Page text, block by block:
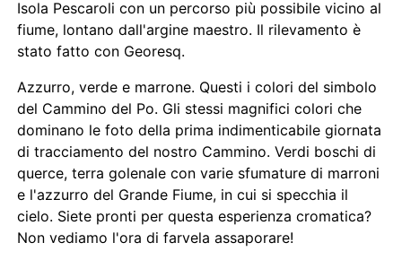
Isola Pescaroli con un percorso più possibile vicino al
fiume, lontano dall'argine maestro. Il rilevamento è
stato fatto con Georesq.
Azzurro, verde e marrone. Questi i colori del simbolo
del Cammino del Po. Gli stessi magnifici colori che
dominano le foto della prima indimenticabile giornata
di tracciamento del nostro Cammino. Verdi boschi di
querce, terra golenale con varie sfumature di marroni
e l'azzurro del Grande Fiume, in cui si specchia il
cielo. Siete pronti per questa esperienza cromatica?
Non vediamo l'ora di farvela assaporare!